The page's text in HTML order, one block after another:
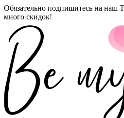
Обязательно подпишитесь на наш
много скидок!